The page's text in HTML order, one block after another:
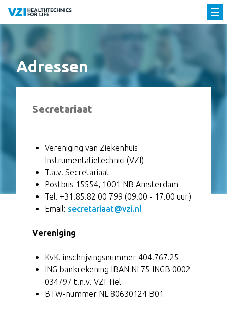
Adressen
Secretariaat
Vereniging van Ziekenhuis
Instrumentatietechnici (VZI)
T.a.v. Secretariaat
Postbus 15554, 1001 NB Amsterdam
Tel. +31.85.82 00 799 (09.00 - 17.00 uur)
Email: secretariaat@vzi.nl
Vereniging
KvK. inschrijvingsnummer 404.767.25
ING bankrekening IBAN NL75 INGB 0002
034797 t.n.v. VZI Tiel
BTW-nummer NL 80630124 B01